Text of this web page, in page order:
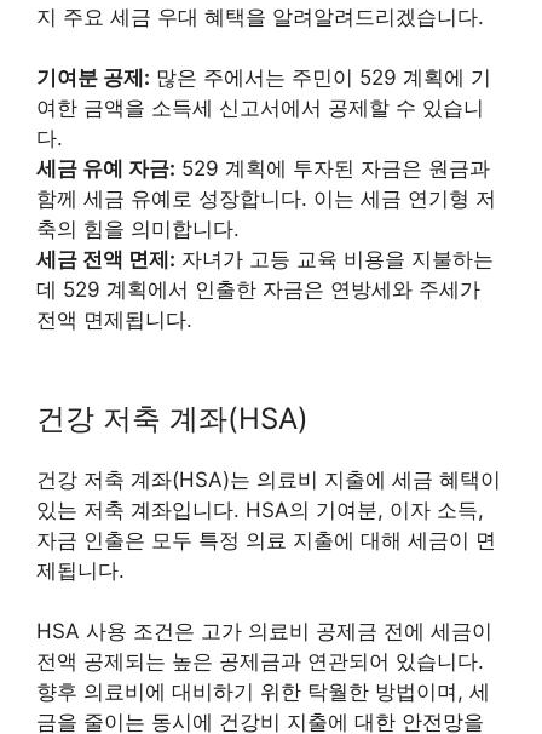
지 주요 세금 우대 혜택을 알려알려드리겠습니다.
기여분 공제: 많은 주에서는 주민이 529 계획에 기
여한 금액을 소득세 신고서에서 공제할 수 있습니
다.
세금 유예 자금: 529 계획에 투자된 자금은 원금과
함께 세금 유예로 성장합니다. 이는 세금 연기형 저
축의 힘을 의미합니다.
세금 전액 면제: 자녀가 고등 교육 비용을 지불하는
데 529 계획에서 인출한 자금은 연방세와 주세가
전액 면제됩니다.
건강 저축 계좌(HSA)
건강 저축 계좌(HSA)는 의료비 지출에 세금 혜택이
있는 저축 계좌입니다. HSA의 기여분, 이자 소득,
자금 인출은 모두 특정 의료 지출에 대해 세금이 면
제됩니다.
HSA 사용 조건은 고가 의료비 공제금 전에 세금이
전액 공제되는 높은 공제금과 연관되어 있습니다.
향후 의료비에 대비하기 위한 탁월한 방법이며, 세
금을 줄이는 동시에 건강비 지출에 대한 안전망을